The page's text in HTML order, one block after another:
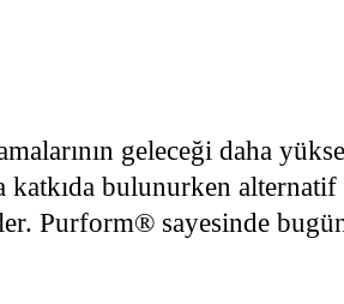
geleceği daha
katkıda bulunurken
Purform® sayesinde